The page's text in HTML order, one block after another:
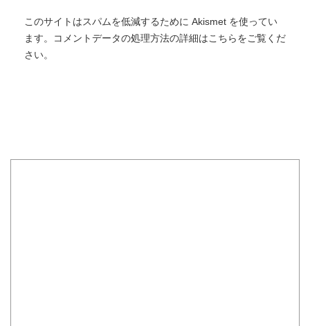
このサイトはスパムを低減するために Akismet を使ってい
ます。
コメントデータの処理方法の詳細はこちらをご覧くだ
さい。